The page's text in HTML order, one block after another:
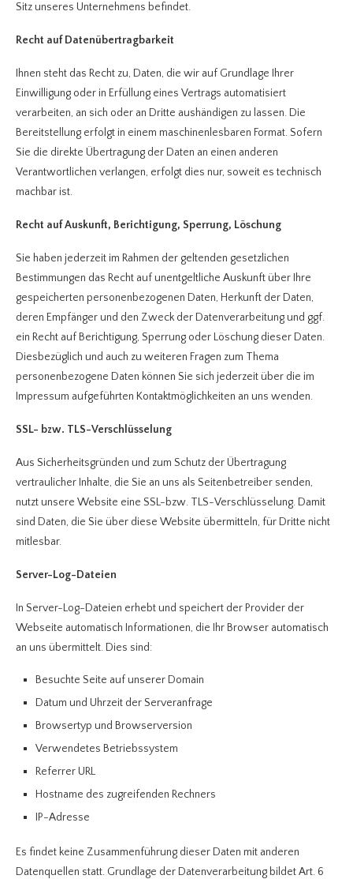
Sitz unseres Unternehmens befindet.
Recht auf Datenübertragbarkeit
Ihnen steht das Recht zu, Daten, die wir auf Grundlage Ihrer
Einwilligung oder in Erfüllung eines Vertrags automatisiert
verarbeiten, an sich oder an Dritte aushändigen zu lassen. Die
Bereitstellung erfolgt in einem maschinenlesbaren Format. Sofern
Sie die direkte Übertragung der Daten an einen anderen
Verantwortlichen verlangen, erfolgt dies nur, soweit es technisch
machbar ist.
Recht auf Auskunft, Berichtigung, Sperrung, Löschung
Sie haben jederzeit im Rahmen der geltenden gesetzlichen
Bestimmungen das Recht auf unentgeltliche Auskunft über Ihre
gespeicherten personenbezogenen Daten, Herkunft der Daten,
deren Empfänger und den Zweck der Datenverarbeitung und ggf.
ein Recht auf Berichtigung, Sperrung oder Löschung dieser Daten.
Diesbezüglich und auch zu weiteren Fragen zum Thema
personenbezogene Daten können Sie sich jederzeit über die im
Impressum aufgeführten Kontaktmöglichkeiten an uns wenden.
SSL- bzw. TLS-Verschlüsselung
Aus Sicherheitsgründen und zum Schutz der Übertragung
vertraulicher Inhalte, die Sie an uns als Seitenbetreiber senden,
nutzt unsere Website eine SSL-bzw. TLS-Verschlüsselung. Damit
sind Daten, die Sie über diese Website übermitteln, für Dritte nicht
mitlesbar.
Server-Log-Dateien
In Server-Log-Dateien erhebt und speichert der Provider der
Webseite automatisch Informationen, die Ihr Browser automatisch
an uns übermittelt. Dies sind:
Besuchte Seite auf unserer Domain
Datum und Uhrzeit der Serveranfrage
Browsertyp und Browserversion
Verwendetes Betriebssystem
Referrer URL
Hostname des zugreifenden Rechners
IP-Adresse
Es findet keine Zusammenführung dieser Daten mit anderen
Datenquellen statt. Grundlage der Datenverarbeitung bildet Art. 6